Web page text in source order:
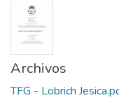
Archivos
TFG - Lobrich